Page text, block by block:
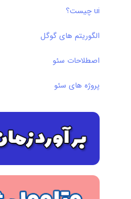
ui چیست؟
الگوریتم های گوگل
اصطلاحات سئو
پروژه های سئو